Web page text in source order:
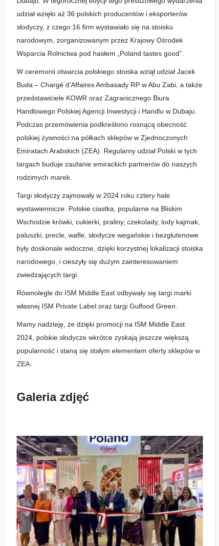
udział wzięło aż 36 polskich producentów i eksporterów
słodyczy, z czego 16 firm wystawiało się na stoisku
narodowym, zorganizowanym przez Krajowy Ośrodek
Wsparcia Rolnictwa pod hasłem „Poland tastes good”.
W ceremonii otwarcia polskiego stoiska wziął udział Jacek
Buda – Chargé d’Affaires Ambasady RP w Abu Zabi, a także
przedstawiciele KOWR oraz Zagranicznego Biura
Handlowego Polskiej Agencji Inwestycji i Handlu w Dubaju.
Podczas przemówienia podkreślono rosnącą obecność
polskiej żywności na półkach sklepów w Zjednoczonych
Emiratach Arabskich (ZEA). Regularny udział Polski w tych
targach buduje zaufanie emirackich partnerów do naszych
rodzimych marek.
Targi słodyczy zajmowały w 2024 roku cztery hale
wystawiennicze. Polskie ciastka, popularne na Bliskim
Wschodzie krówki, cukierki, praliny, czekolady, lody kajmak,
paluszki, precle, wafle, słodycze wegańskie i bezglutenowe
były doskonale widoczne, dzięki korzystnej lokalizacji stoiska
narodowego, i cieszyły się dużym zainteresowaniem
zwiedzających targi.
Równolegle do ISM Middle East odbywały się targi marki
własnej ISM Private Label oraz targi Gulfood Green.
Mamy nadzieję, że dzięki promocji na ISM Middle East
2024, polskie słodycze wkrótce zyskają jeszcze większą
popularność i staną się stałym elementem oferty sklepów w
ZEA.
Galeria zdjęć